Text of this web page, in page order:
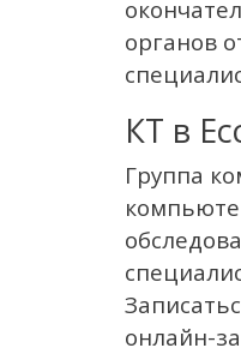
органов
КТ в
Группа
онлайн-